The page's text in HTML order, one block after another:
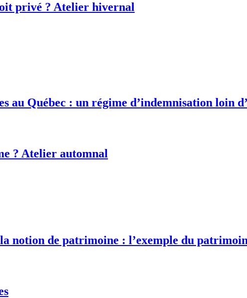
privé ? Atelier hivernal
au Québec : un régime d’indemnisation loin
? Atelier automnal
notion de patrimoine : l’exemple du